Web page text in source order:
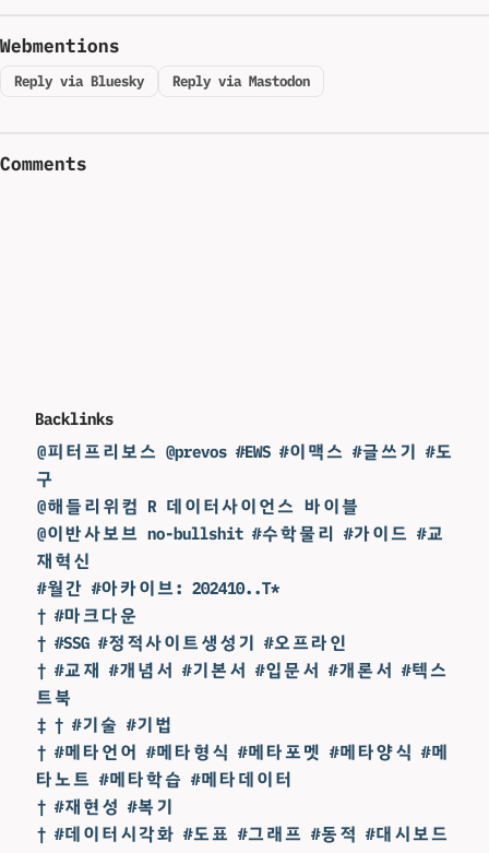
Webmentions
Reply via Bluesky Reply via Mastodon
Comments
Backlinks
@피터프리보스 @prevos #EWS #이맥스 #글쓰기 #도
구
@해들리위컴 R 데이터사이언스 바이블
@이반사보브 no-bullshit #수학물리 #가이드 #교
재혁신
#월간 #아카이브: 202410..T*
† #마크다운
† #SSG #정적사이트생성기 #오프라인
† #교재 #개념서 #기본서 #입문서 #개론서 #텍스
트북
‡ † #기술 #기법
† #메타언어 #메타형식 #메타포멧 #메타양식 #메
타노트 #메타학습 #메타데이터
† #재현성 #복기
† #데이터시각화 #도표 #그래프 #동적 #대시보드